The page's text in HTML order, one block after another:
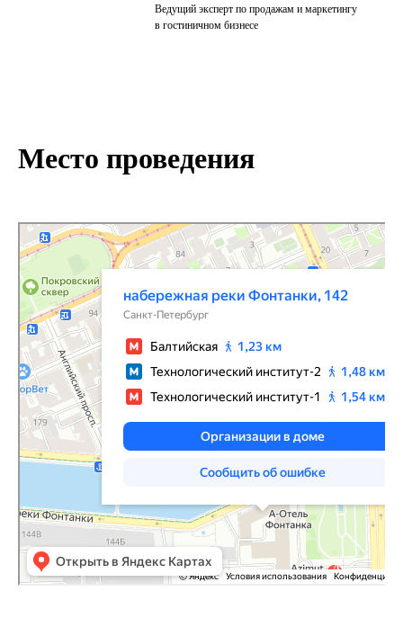
Ведущий эксперт по продажам и маркетингу
в гостиничном бизнесе
Место проведения
Санкт‑Петербург
Набережная реки Фонтанки, 142 — Яндекс Карты